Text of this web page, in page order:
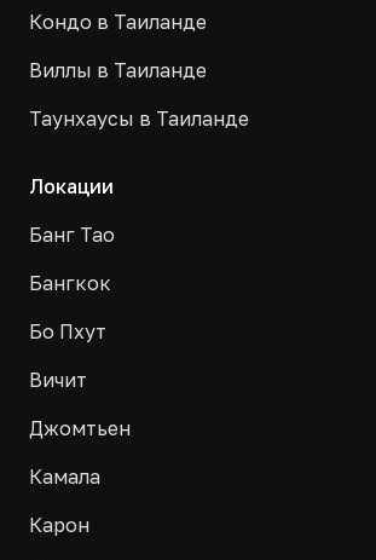
Кондо в Таиланде
Виллы в Таиланде
Таунхаусы в Таиланде
Локации
Банг Тао
Бангкок
Бо Пхут
Вичит
Джомтьен
Камала
Карон